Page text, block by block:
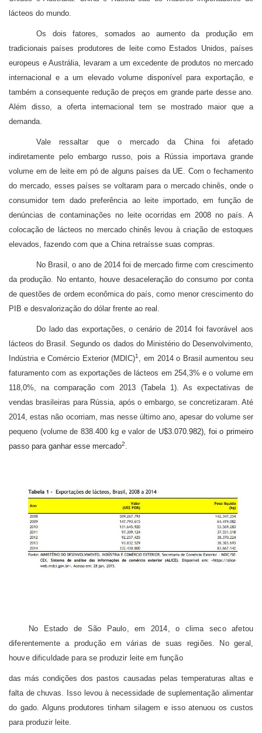
lácteos do mundo.
Os dois fatores, somados ao aumento da produção em
tradicionais países produtores de leite como Estados Unidos, países
europeus e Austrália, levaram a um excedente de produtos no mercado
internacional e a um elevado volume disponível para exportação, e
também a consequente redução de preços em grande parte desse ano.
Além disso, a oferta internacional tem se mostrado maior que a
demanda.
Vale ressaltar que o mercado da China foi afetado
indiretamente pelo embargo russo, pois a Rússia importava grande
volume em de leite em pó de alguns países da UE. Com o fechamento
do mercado, esses países se voltaram para o mercado chinês, onde o
consumidor tem dado preferência ao leite importado, em função de
denúncias de contaminações no leite ocorridas em 2008 no país.
A
colocação de lácteos no mercado chinês levou à criação de estoques
elevados, fazendo com que a China retraísse suas compras.
No Brasil, o ano de 2014 foi de mercado firme com crescimento
da produção. No entanto, houve desaceleração do consumo por conta
de questões de ordem econômica do país, como menor crescimento do
PIB e desvalorização do dólar frente ao real.
Do lado das exportações, o cenário de 2014 foi favorável aos
lácteos do Brasil
.Segundo os dados do Ministério do Desenvolvimento,
Indústria e Comércio Exterior (MDIC)1
, em 2014 o Brasil aumentou seu
faturamento com as exportações de lácteos em 254,3% e o volume em
118,0%, na comparação com 2013 (Tabela 1). As expectativas de
vendas brasileiras para Rússia, após o embargo, se concretizaram. Até
2014, estas não ocorriam, mas nesse último ano, apesar do volume ser
pequeno (volume de 838.400 kg e valor de U$3.070.982), foi o primeiro
passo para ganhar esse mercado2
No Estado de São Paulo, em 2014, o clima seco afetou
diferentemente a produção em várias de suas regiões. No geral,
houve dificuldade para se produzir leite em função
das más condições dos pastos causadas pelas temperaturas altas e
falta de chuvas. Isso levou à necessidade de suplementação alimentar
do gado. Alguns produtores tinham silagem e isso atenuou os custos
para produzir leite.